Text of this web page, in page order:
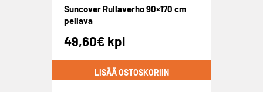
Suncover Rullaverho 90×170 cm
pellava
49,60€ kpl
LISÄÄ OSTOSKORIIN